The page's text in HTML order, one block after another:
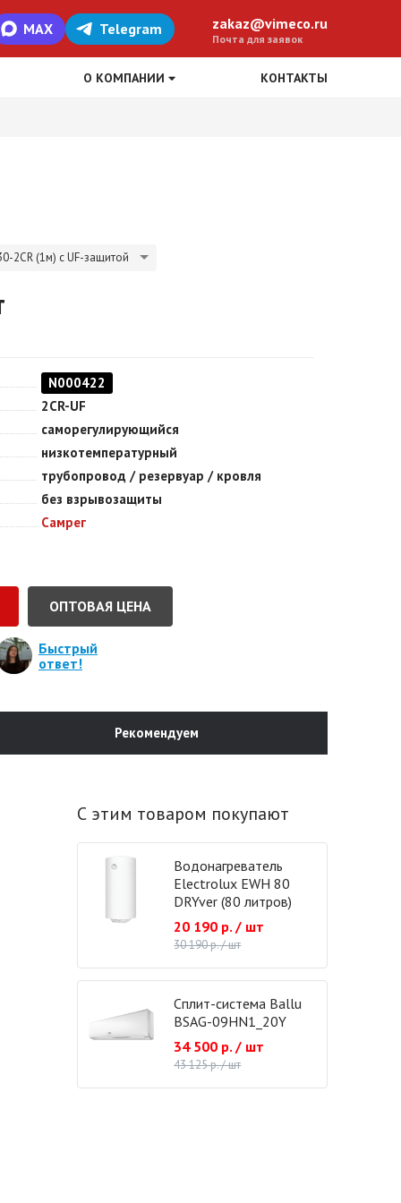
MAX Telegram zakaz@vimeco.ru
Почта для заявок
О КОМПАНИИ КОНТАКТЫ
2CR (1м) с UF-защитой
N000422
2CR-UF
саморегулирующийся
низкотемпературный
трубопровод / резервуар / кровля
без взрывозащиты
Самрег
ОПТОВАЯ ЦЕНА
Быстрый
ответ!
Рекомендуем
С этим товаром покупают
Водонагреватель
Electrolux EWH 80
DRYver (80 литров)
20 190 р. / шт
30 190 р. / шт
Сплит-система Ballu
BSAG-09HN1_20Y
34 500 р. / шт
43 125 р. / шт